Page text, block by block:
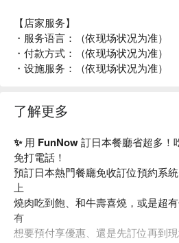
【店家服务】
・服务语言：（依现场状况为准）
・付款方式：（依现场状况为准）
・设施服务：（依现场状况为准）
了解更多
✨ 用 FunNow 訂日本餐廳省超多！
免打電話！
預訂日本熱門餐廳免收訂位預約系
上
燒肉吃到飽、和牛壽喜燒，或是超
有
想要預付享優惠、還是先訂位再到